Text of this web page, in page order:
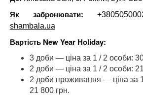
Як забронювати:
shambala.ua
Вартість New Year Holiday:
3 доби — ціна за 1 / 2 особи:
2 доби — ціна за 1 / 2 особи:
2 доби проживання — ціна за
21 800 грн.